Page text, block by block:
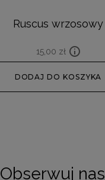
Ruscus wrzosowy
15,00 zł
DODAJ DO KOSZYKA
Obserwuj nas